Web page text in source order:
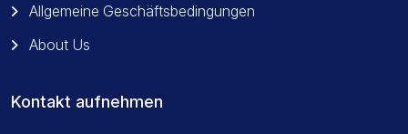
Allgemeine Geschäftsbedingungen
About Us
Kontakt aufnehmen